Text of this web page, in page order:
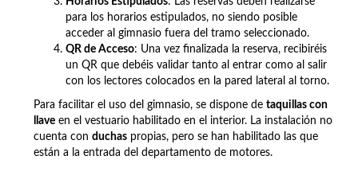
para los horarios estipulados, no siendo posible
acceder al gimnasio fuera del tramo seleccionado.
QR de Acceso: Una vez finalizada la reserva, recibiréis
un QR que debéis validar tanto al entrar como al salir
con los lectores colocados en la pared lateral al torno.
Para facilitar el uso del gimnasio, se dispone de taquillas con
llave en el vestuario habilitado en el interior. La instalación no
cuenta con duchas propias, pero se han habilitado las que
están a la entrada del departamento de motores.